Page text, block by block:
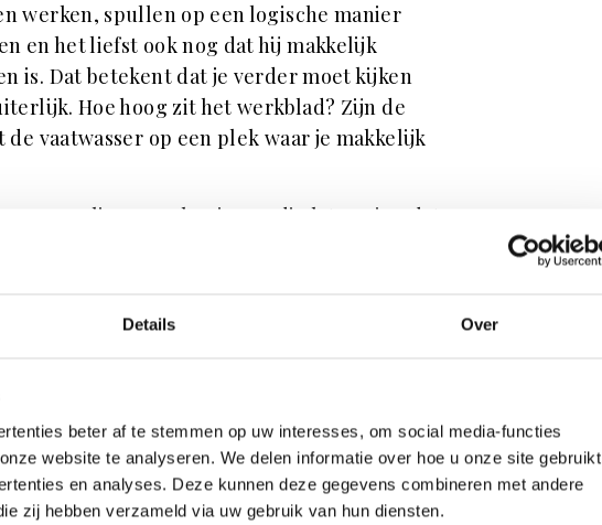
Details Over
beter af te stemmen op uw interesses, om social media-functies
website te analyseren. We delen informatie over hoe u onze site gebruikt
en analyses. Deze kunnen deze gegevens combineren met andere
zij hebben verzameld via uw gebruik van hun diensten.
werken, spullen op een logische manier
en het liefst ook nog dat hij makkelijk
is. Dat betekent dat je verder moet kijken
Hoe hoog zit het werkblad? Zijn de
de vaatwasser op een plek waar je makkelijk
genoeg slimme oplossingen die laten zien dat
Juist door functionaliteit mee te
je goede inspiratie
vandaan?